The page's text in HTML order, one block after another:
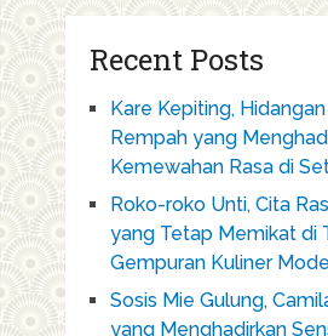
Recent Posts
Kare Kepiting,
Rempah yang
Kemewahan Rasa di
Roko-roko Unti, Cita
yang Tetap Memikat di
Gempuran Kuliner
Sosis Mie Gulung,
yang Menghadirkan